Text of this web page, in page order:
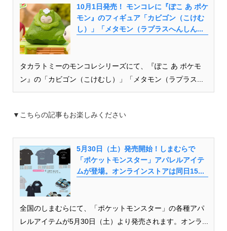
10月1日発売！ モンコレに『ぽこ あ ポケ
モン』のフィギュア「カビゴン（こけむ
し）」「メタモン（ラプラスへんしん...
タカラトミーのモンコレシリーズにて、『ぽこ あ ポケモ
ン』の「カビゴン（こけむし）」「メタモン（ラプラス...
▼こちらの記事もお楽しみください
5月30日（土）発売開始！しまむらで
「ポケットモンスター」アパレルアイテ
ムが登場。オンラインストアは同日15...
全国のしまむらにて、「ポケットモンスター」の各種アパ
レルアイテムが5月30日（土）より発売されます。オンラ...